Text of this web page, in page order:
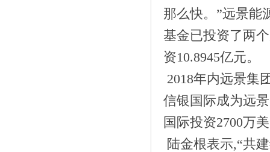
那么快。”远景能
基金已投资了两
资10.8945亿元。
2018年内远景集
信银国际成为远
国际投资2700万
陆金根表示,“共